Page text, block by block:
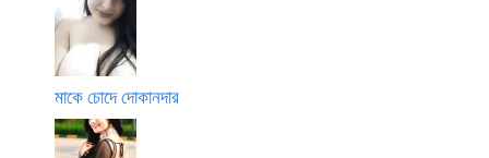
মাকে চোদে দোকানদার